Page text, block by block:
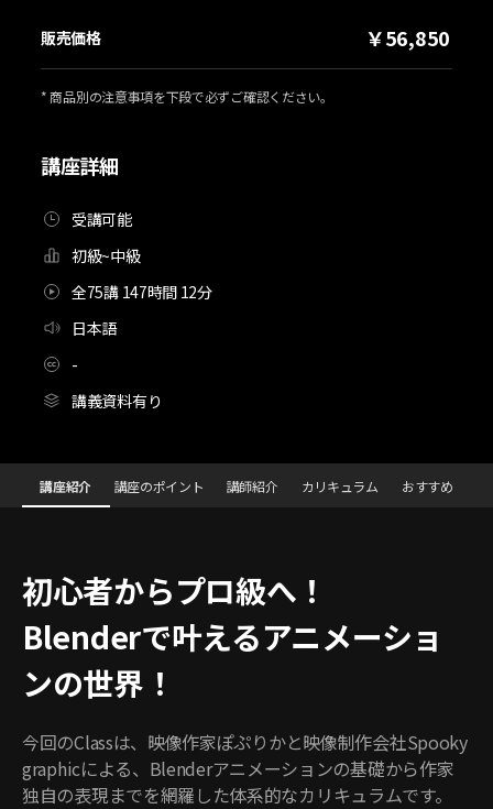
講座詳細
受講可能
初級~中級
全75講 147時間 12分
日本語
-
講義資料有り
販売価格 ￥56,850
* 商品別の注意事項を下段で必ずご確認ください。
[Class]体系的に学ぶBlenderキャラクターアニメーション
Configuration Information Shortcuts
講座紹介 講座のポイント 講師紹介 カリキュラム おすすめ
初心者からプロ級へ！
Blenderで叶えるアニメーショ
ンの世界！
今回のClassは、映像作家ぽぷりかと映像制作会社Spooky
graphicによる、Blenderアニメーションの基礎から作家
独自の表現までを網羅した体系的なカリキュラムです。